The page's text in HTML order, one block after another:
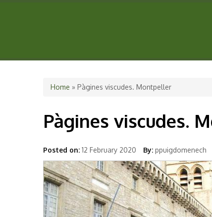
You are here
Home » Pàgines viscudes. Montpeller
Pàgines viscudes.
Posted on: 12 February 2020 By: ppuigdomenech